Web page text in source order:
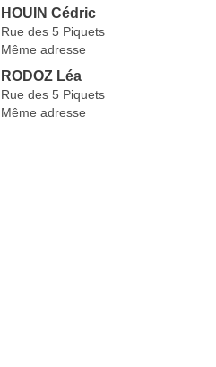
HOUIN Cédric
Rue des 5 Piquets
Même adresse
RODOZ Léa
Rue des 5 Piquets
Même adresse